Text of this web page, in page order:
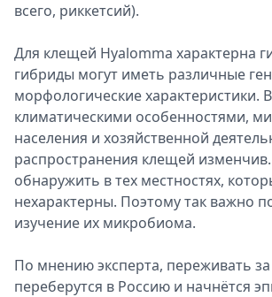
всего, риккетсий).
Для клещей Hyalomma характерна
гибриды могут иметь различные
морфологические характеристики.
климатическими особенностями,
населения и хозяйственной
распространения клещей
обнаружить в тех местностях,
нехарактерны. Поэтому так важно
изучение их микробиома.
По мнению эксперта, переживать
переберутся в Россию и начнётся